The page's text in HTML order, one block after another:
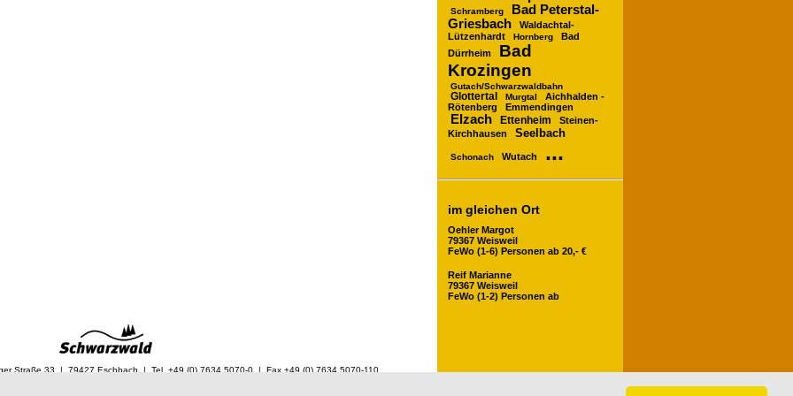
Schramberg
Bad Peterstal-
Griesbach
Waldachtal-
Lützenhardt
Hornberg
Bad
Dürrheim
Bad
Krozingen
Gutach/Schwarzwaldbahn
Glottertal Murgtal
Aichhalden -
Rötenberg
Emmendingen
Elzach Ettenheim
Steinen-
Kirchhausen
Seelbach
Schonach Wutach ...
im gleichen Ort
Oehler Margot
79367 Weisweil
FeWo (1-6) Personen ab 20,- €
Reif Marianne
79367 Weisweil
FeWo (1-2) Personen ab
Straße 33 | 79427 Eschbach | Tel. +49 (0) 7634 5070-0 | Fax +49 (0) 7634 5070-110